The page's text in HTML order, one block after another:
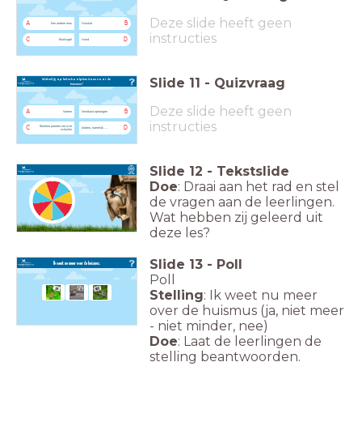
A Een andere mus B
Huiskat
C Roofvogel D
Hond
Deze slide heeft geen
instructies
Wat wil jij op het schoolplein doen voor de
huismus?
A Voeren B
Nestkast ophangen
C
Struiken planten om in te
schuilen
D
Anders, namelijk .....
Slide 11 - Quizvraag
Deze slide heeft geen
instructies
Slide 12 - Tekstslide
Doe: Draai aan het rad en stel
de vragen aan de leerlingen.
Wat hebben zij geleerd uit
deze les?
Ik weet nu meer over de huismus. Slide 13 - Poll
Poll
Stelling: Ik weet nu meer
over de huismus (ja, niet meer
- niet minder, nee)
Doe: Laat de leerlingen de
stelling beantwoorden.